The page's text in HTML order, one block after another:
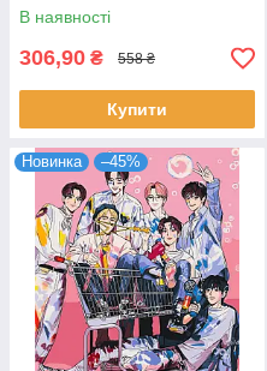
В наявності
306,90 ₴ 558 ₴
Купити
Новинка –45%